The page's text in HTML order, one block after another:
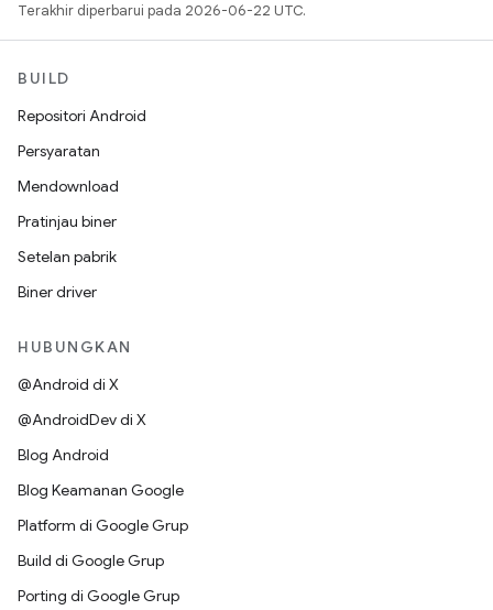
Terakhir diperbarui pada 2026-06-22 UTC.
BUILD
Repositori Android
Persyaratan
Mendownload
Pratinjau biner
Setelan pabrik
Biner driver
HUBUNGKAN
@Android di X
@AndroidDev di X
Blog Android
Blog Keamanan Google
Platform di Google Grup
Build di Google Grup
Porting di Google Grup